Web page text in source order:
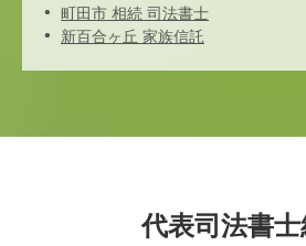
町田市 相続 司法書士
新百合ヶ丘 家族信託
代表司法書